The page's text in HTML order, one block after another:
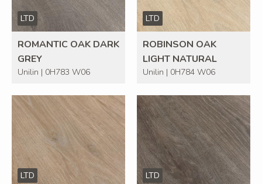
LTD
ROMANTIC OAK DARK
GREY
Unilin | 0H783 W06
LTD
ROBINSON OAK
LIGHT NATURAL
Unilin | 0H784 W06
LTD LTD